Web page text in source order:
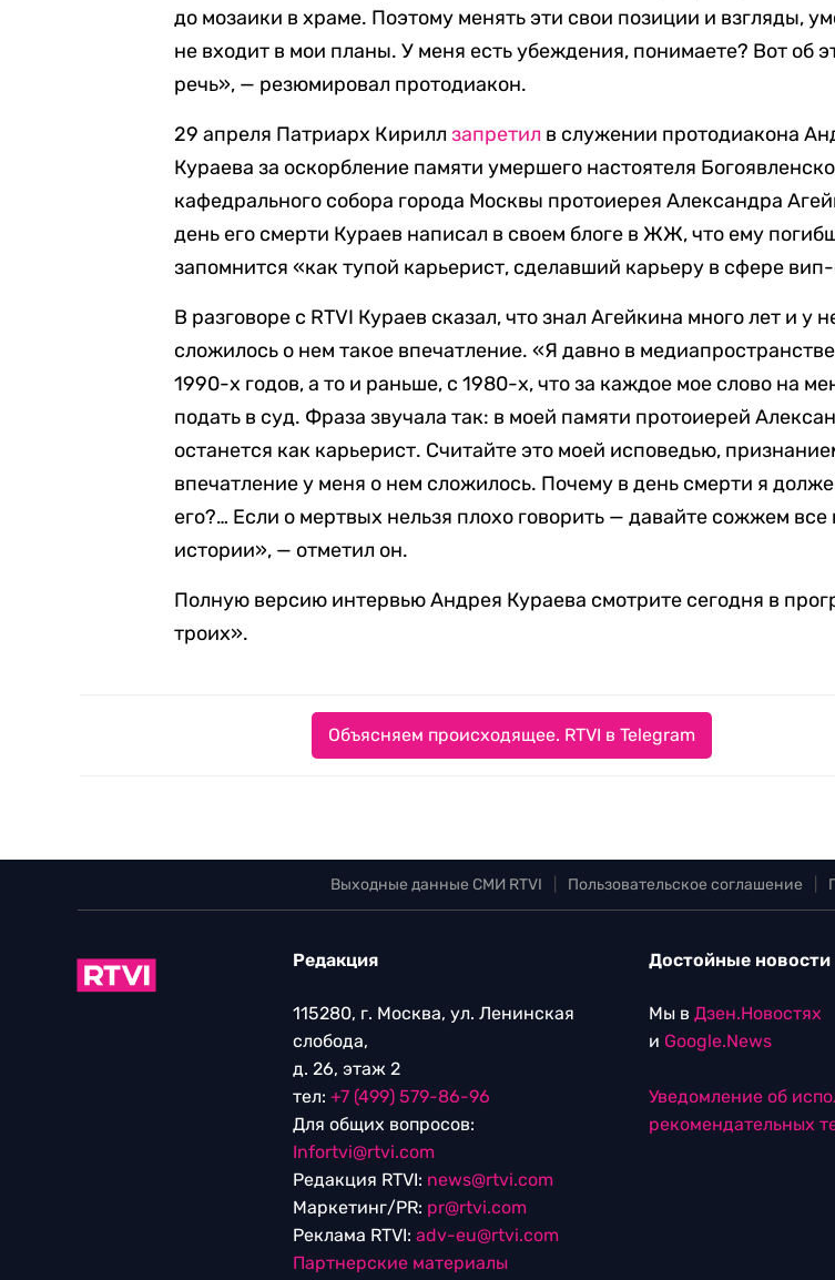
до мозаики в храме. Поэтому менять эти свои позиции и взгляды,
не входит в мои планы. У меня есть убеждения, понимаете? Вот об
речь», — резюмировал протодиакон.
29 апреля Патриарх Кириллзапретил в служении протодиакона
Кураева за оскорбление памяти умершего настоятеля
кафедрального собора города Москвы протоиерея Александра
день его смерти Кураев написал в своем блоге в ЖЖ, что ему
запомнится «как тупой карьерист, сделавший карьеру в сфере
В разговоре с RTVI Кураев сказал, что знал Агейкина много лет и у
сложилось о нем такое впечатление. «Я давно в
1990-х годов, а то и раньше, с 1980-х, что за каждое мое слово на
подать в суд. Фраза звучала так: в моей памяти протоиерей
останется как карьерист. Считайте это моей исповедью,
впечатление у меня о нем сложилось. Почему в день смерти я
его?… Если о мертвых нельзя плохо говорить — давайте сожжем
истории», — отметил он.
Полную версию интервью Андрея Кураева смотрите сегодня в
троих».
Объясняем происходящее. RTVI в Telegram
Выходные данные СМИ RTVI Пользовательское соглашение
Редакция
115280, г. Москва, ул. Ленинская
слобода,
д. 26, этаж 2
тел: +7 (499) 579-86-96
Для общих вопросов:
Infortvi@rtvi.com
Редакция RTVI: news@rtvi.com
Маркетинг/PR: pr@rtvi.com
Реклама RTVI: adv-eu@rtvi.com
Партнерские материалы
Достойные новости
Мы в Дзен.Новостях
и Google.News
Уведомление об
рекомендательных